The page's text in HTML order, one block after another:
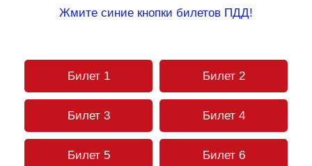
Жмите синие кнопки билетов ПДД!
Билет 1 Билет 2
Билет 3 Билет 4
Билет 5 Билет 6